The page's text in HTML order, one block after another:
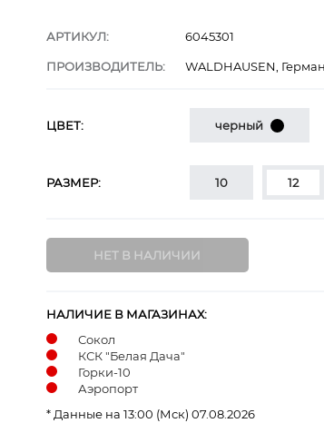
АРТИКУЛ: 6045301
ПРОИЗВОДИТЕЛЬ: WALDHAUSEN,
ЦВЕТ: черный
РАЗМЕР: 10 12
НАЛИЧИЕ В МАГАЗИНАХ:
Сокол
КСК "Белая Дача"
Горки-10
Аэропорт
* Данные на 13:00 (Мск) 07.08.2026